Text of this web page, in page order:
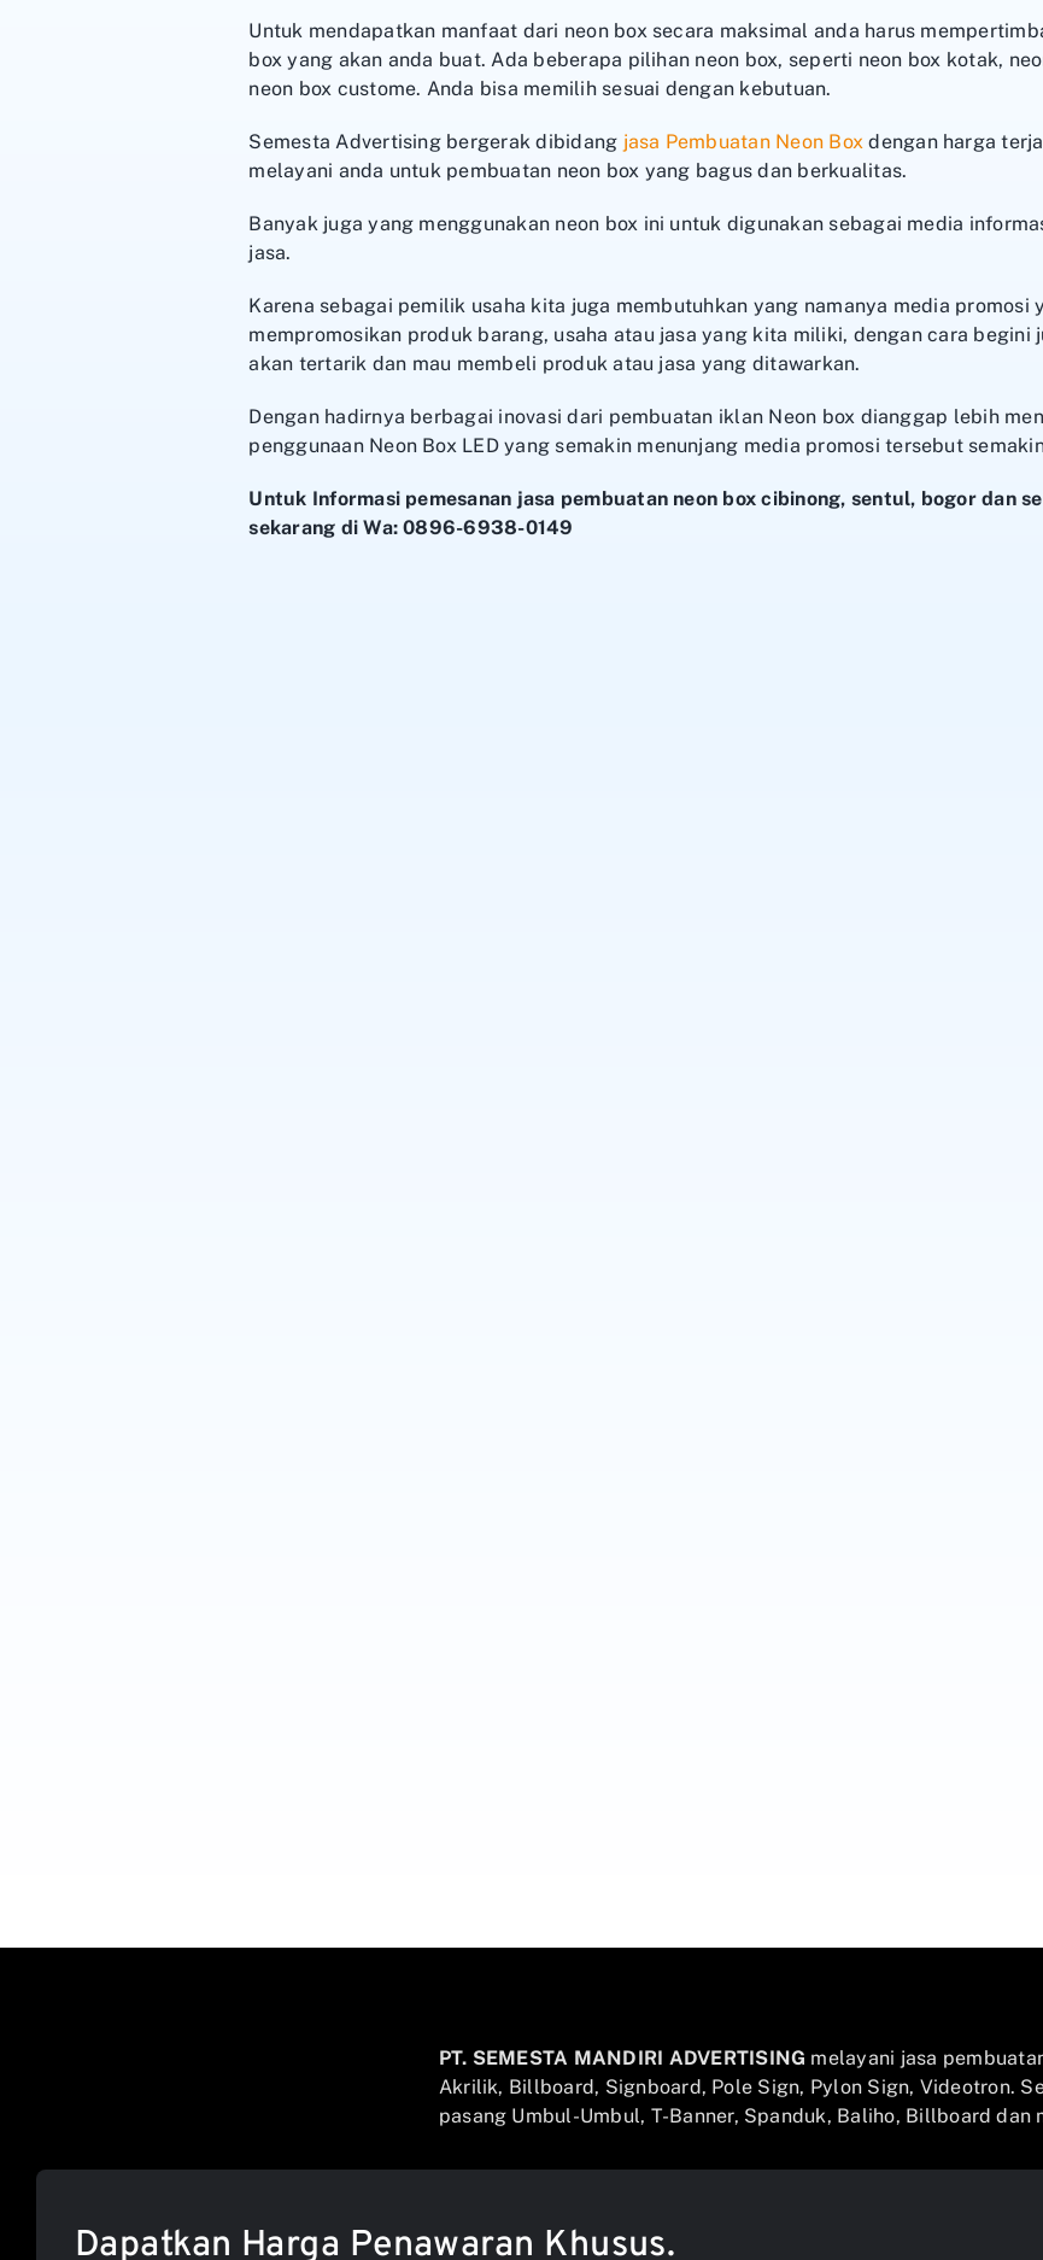
Untuk mendapatkan manfaat dari neon box secara maksimal anda harus
box yang akan anda buat. Ada beberapa pilihan neon box, seperti neon box kotak,
neon box custome. Anda bisa memilih sesuai dengan kebutuan.
Semesta Advertising bergerak dibidang jasa Pembuatan Neon Box dengan harga
melayani anda untuk pembuatan neon box yang bagus dan berkualitas.
Banyak juga yang menggunakan neon box ini untuk digunakan sebagai media
jasa.
Karena sebagai pemilik usaha kita juga membutuhkan yang namanya media promosi
mempromosikan produk barang, usaha atau jasa yang kita miliki, dengan cara begini
akan tertarik dan mau membeli produk atau jasa yang ditawarkan.
Dengan hadirnya berbagai inovasi dari pembuatan iklan Neon box dianggap lebih
penggunaan Neon Box LED yang semakin menunjang media promosi tersebut
Untuk Informasi pemesanan jasa pembuatan neon box cibinong, sentul, bogor dan
sekarang di Wa: 0896-6938-0149
PT. SEMESTA MANDIRI ADVERTISING melayani jasa
Akrilik, Billboard, Signboard, Pole Sign, Pylon Sign, Videotron.
pasang Umbul-Umbul, T-Banner, Spanduk, Baliho, Billboard
Dapatkan Harga Penawaran Khusus.